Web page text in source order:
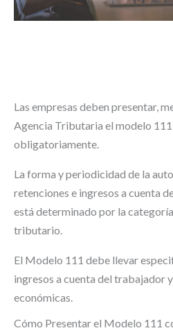
Las empresas deben presentar,
Agencia Tributaria el modelo
obligatoriamente.
La forma y periodicidad de la
retenciones e ingresos a cuenta
está determinado por la
tributario.
El Modelo 111 debe llevar
ingresos a cuenta del trabajador
económicas.
Cómo Presentar el Modelo 111